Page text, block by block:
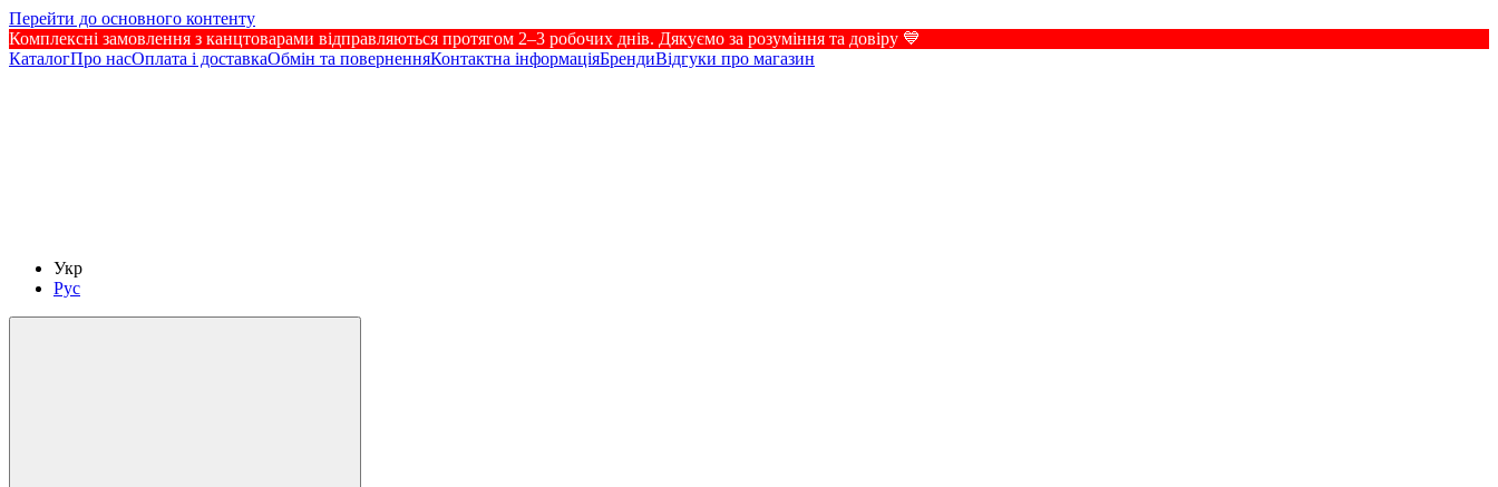
Перейти до основного контенту
Комплексні замовлення з канцтоварами відправляються протягом 2–3 робочих днів. Дякуємо за розуміння та довіру 💙
КаталогПро насОплата і доставкаОбмін та поверненняКонтактна інформаціяБрендиВідгуки про магазин
Укр
Рус